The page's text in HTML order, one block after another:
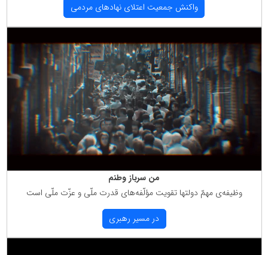
واكنش جمعیت اعتلای نهادهای مردمی
من سرباز وطنم
وظیفه‌ی مهمّ دولتها تقویت مؤلّفه‌های قدرت ملّی و عزّت ملّی است
در مسیر رهبری